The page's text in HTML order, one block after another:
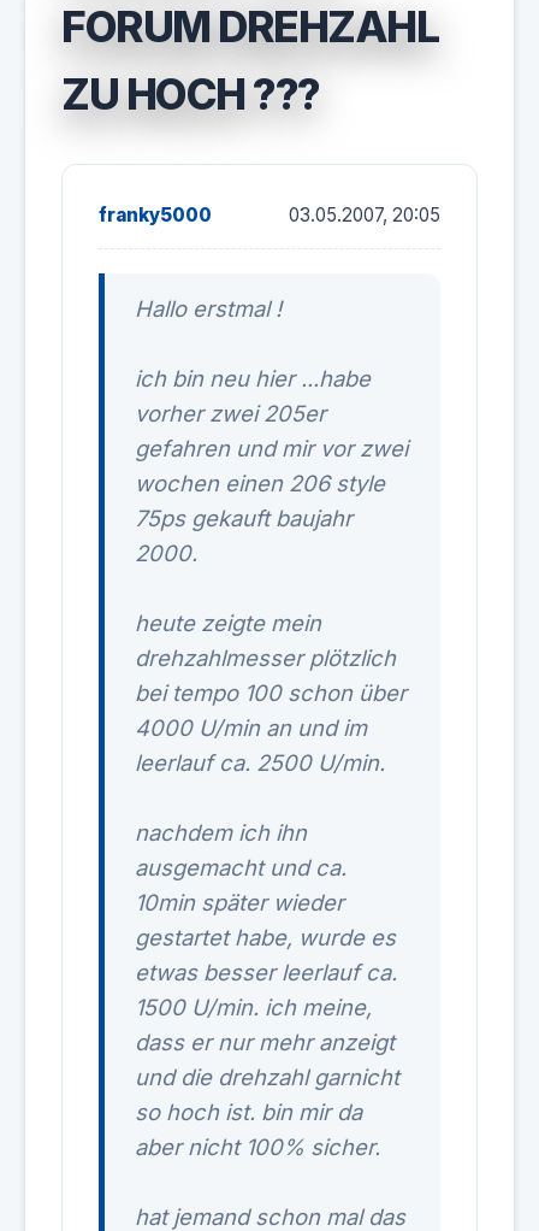
FORUM DREHZAHL
ZU HOCH ???
franky5000 03.05.2007, 20:05
Hallo erstmal !
ich bin neu hier ...habe
vorher zwei 205er
gefahren und mir vor zwei
wochen einen 206 style
75ps gekauft baujahr
2000.
heute zeigte mein
drehzahlmesser plötzlich
bei tempo 100 schon über
4000 U/min an und im
leerlauf ca. 2500 U/min.
nachdem ich ihn
ausgemacht und ca.
10min später wieder
gestartet habe, wurde es
etwas besser leerlauf ca.
1500 U/min. ich meine,
dass er nur mehr anzeigt
und die drehzahl garnicht
so hoch ist. bin mir da
aber nicht 100% sicher.
hat jemand schon mal das